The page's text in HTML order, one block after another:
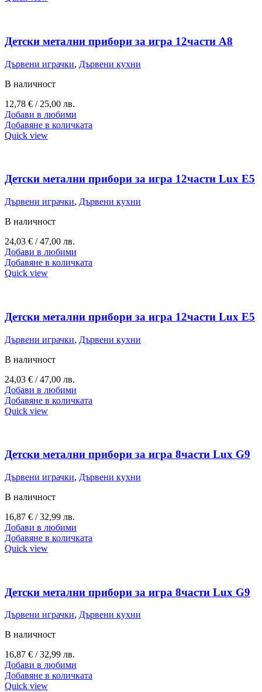
Детски метални прибори за игра 12части A8
Дървени играчки, Дървени кухни
В наличност
12,78 € / 25,00 лв.
Добави в любими
Добавяне в количката
Quick view
Детски метални прибори за игра 12части Lux E5
Дървени играчки, Дървени кухни
В наличност
24,03 € / 47,00 лв.
Добави в любими
Добавяне в количката
Quick view
Детски метални прибори за игра 12части Lux E5
Дървени играчки, Дървени кухни
В наличност
24,03 € / 47,00 лв.
Добави в любими
Добавяне в количката
Quick view
Детски метални прибори за игра 8части Lux G9
Дървени играчки, Дървени кухни
В наличност
16,87 € / 32,99 лв.
Добави в любими
Добавяне в количката
Quick view
Детски метални прибори за игра 8части Lux G9
Дървени играчки, Дървени кухни
В наличност
16,87 € / 32,99 лв.
Добави в любими
Добавяне в количката
Quick view